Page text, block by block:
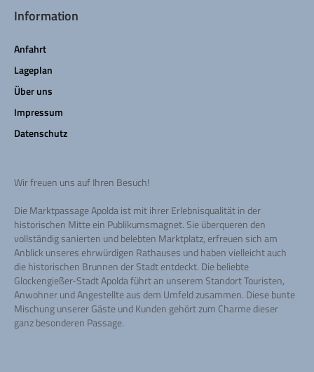
Information
Anfahrt
Lageplan
Über uns
Impressum
Datenschutz
Wir freuen uns auf Ihren Besuch!
Die Marktpassage Apolda ist mit ihrer Erlebnisqualität in der
historischen Mitte ein Publikumsmagnet. Sie überqueren den
vollständig sanierten und belebten Marktplatz, erfreuen sich am
Anblick unseres ehrwürdigen Rathauses und haben vielleicht auch
die historischen Brunnen der Stadt entdeckt. Die beliebte
Glockengießer-Stadt Apolda führt an unserem Standort Touristen,
Anwohner und Angestellte aus dem Umfeld zusammen. Diese bunte
Mischung unserer Gäste und Kunden gehört zum Charme dieser
ganz besonderen Passage.